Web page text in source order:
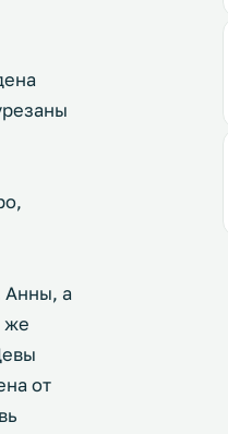
Анны, а
же
от